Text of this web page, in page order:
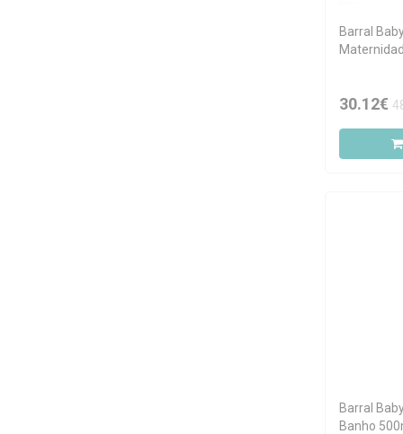
Barral
30.12€
Barral
Banho